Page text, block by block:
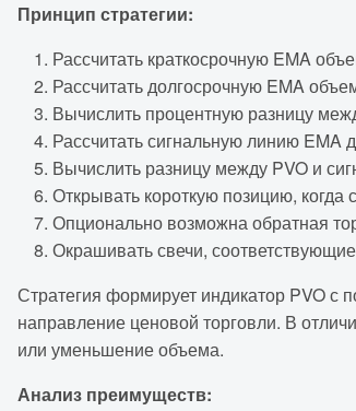
Принцип стратегии:
Рассчитать краткосрочную EMA
Рассчитать долгосрочную EMA
Вычислить процентную разницу
Рассчитать сигнальную линию
Вычислить разницу между PVO и
Открывать короткую позицию,
Опционально возможна обратная
Окрашивать свечи,
Стратегия формирует индикатор PVO с
направление ценовой торговли. В
или уменьшение объема.
Анализ преимуществ: